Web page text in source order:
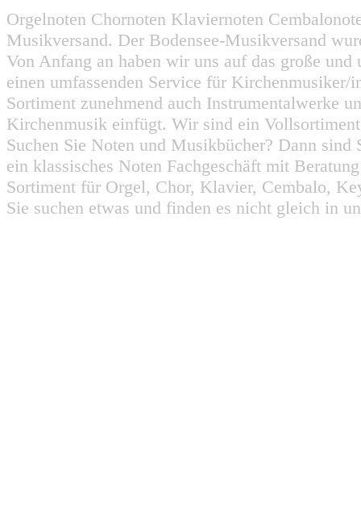
Orgelnoten Chornoten Klaviernoten
Musikversand. Der Bodensee-Musikversand
Von Anfang an haben wir uns auf das große
einen umfassenden Service für
Sortiment zunehmend auch Instrumentalwerke
Kirchenmusik einfügt. Wir sind ein
Suchen Sie Noten und Musikbücher? Dann
ein klassisches Noten Fachgeschäft mit
Sortiment für Orgel, Chor, Klavier, Cembalo,
Sie suchen etwas und finden es nicht gleich in